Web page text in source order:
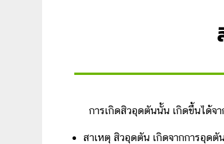
การเกิดสิวอุดตันนั้น เกิดขึ้นได้จาก
สาเหตุ สิวอุดตัน เกิดจากการอุด